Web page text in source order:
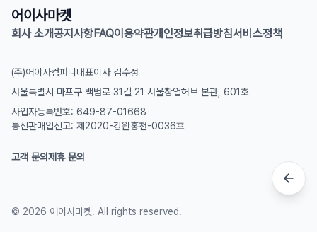
어이사마켓
회사 소개공지사항FAQ이용약관개인정보취급방침서비스정책
(주)어이사컴퍼니 대표이사 김수성
서울특별시 마포구 백범로 31길 21 서울창업허브 본관, 601호
사업자등록번호: 649-87-01668
통신판매업신고: 제2020-강원홍천-0036호
고객 문의제휴 문의
© 2026 어이사마켓. All rights reserved.